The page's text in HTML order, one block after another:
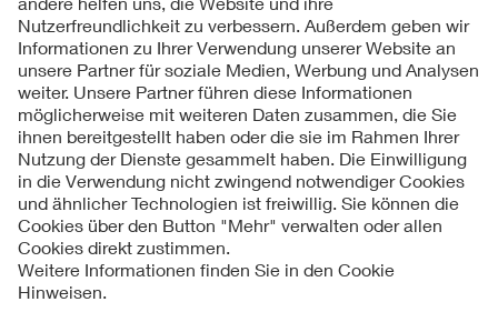
Kontakte
Service
Impressum
Datenschutzinformationen